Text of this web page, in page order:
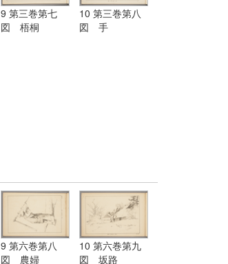
9 第三巻第七
図 梧桐
10 第三巻第八
図 手
9 第六巻第八
図 農婦
10 第六巻第九
図 坂路